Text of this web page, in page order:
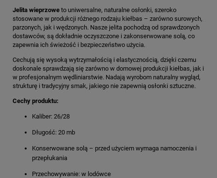
Jelita wieprzowe to uniwersalne, naturalne osłonki, szeroko
stosowane w produkcji różnego rodzaju kiełbas – zarówno surowych,
parzonych, jak i wędzonych. Nasze jelita pochodzą od sprawdzonych
dostawców, są dokładnie oczyszczone i zakonserwowane solą, co
zapewnia ich świeżość i bezpieczeństwo użycia.
Cechują się wysoką wytrzymałością i elastycznością, dzięki czemu
doskonale sprawdzają się zarówno w domowej produkcji kiełbas, jak i
w profesjonalnym wędliniarstwie. Nadają wyrobom naturalny wygląd,
strukturę i tradycyjny smak, jakiego nie zapewnią osłonki sztuczne.
Cechy produktu:
Kaliber: 26/28
Długość: 20 mb
Konserwowane solą – przed użyciem wymaga namoczenia i
przepłukania
Przechowywanie: w lodówce